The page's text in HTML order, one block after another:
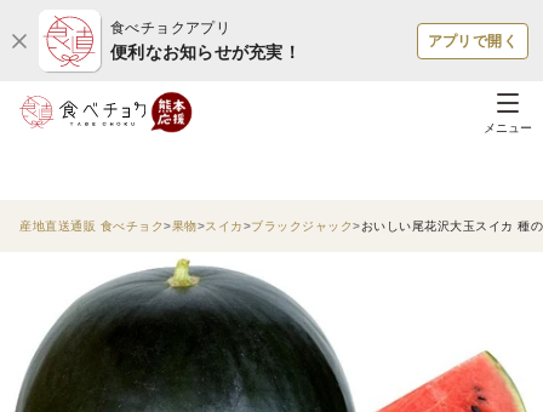
食べチョクアプリ
便利なお知らせが充実！
アプリで開く
メニュー
産地直送通販 食べチョク 果物 スイカ ブラックジャック おいしい尾花沢大玉スイカ 種